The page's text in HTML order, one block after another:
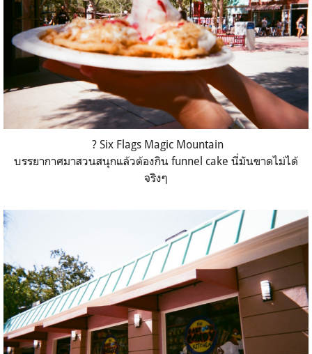
? Six Flags Magic Mountain
บรรยากาศมาสวนสนุกแล้วต้องกิน funnel cake นี่มันขาดไม่ได้
จริงๆ